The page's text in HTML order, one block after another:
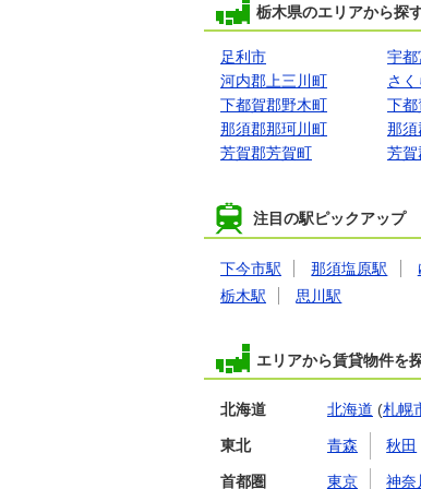
栃木県のエリアから探
足利市 宇都
河内郡上三川町
さ
下都賀郡野木町
下都
那須郡那珂川町
那須
芳賀郡芳賀町
芳賀
注目の駅ピックアップ
下今市駅 那須塩原駅
栃木駅
思川駅
エリアから賃貸物件を
北海道 北海道 (札幌
東北 青森 秋田
首都圏 東京 神奈